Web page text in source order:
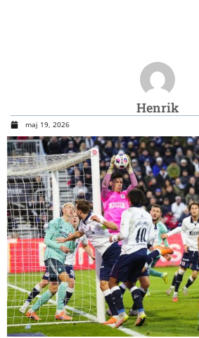
Henrik
maj 19, 2026